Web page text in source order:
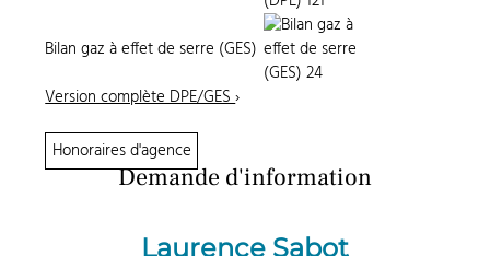
Bilan gaz à effet de serre (GES)
Version complète DPE/GES›
Honoraires d'agence
Demande d'information
Laurence Sabot